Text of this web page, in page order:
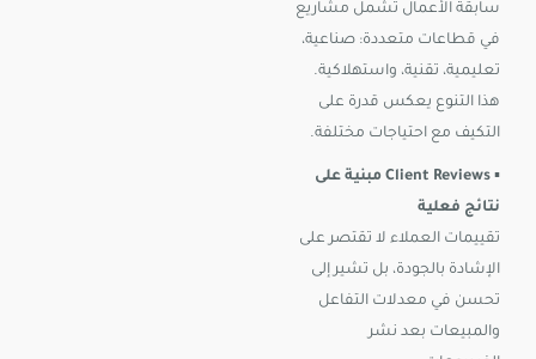
سابقة الأعمال تشمل مشاريع
في قطاعات متعددة: صناعية،
تعليمية، تقنية، واستهلاكية.
هذا التنوع يعكس قدرة على
التكيف مع احتياجات مختلفة.
▪️
Client Reviews مبنية على
نتائج فعلية
تقييمات العملاء لا تقتصر على
الإشادة بالجودة، بل تشير إلى
تحسن في معدلات التفاعل
والمبيعات بعد نشر